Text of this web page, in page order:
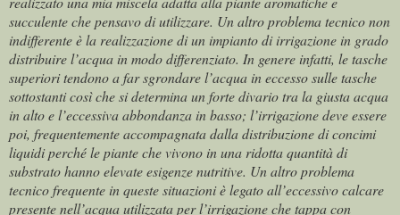
succulente che pensavo di utilizzare. Un altro problema tecnico non
indifferente è la realizzazione di un impianto di irrigazione in grado
distribuire l’acqua in modo differenziato. In genere infatti, le tasche
superiori tendono a far sgrondare l’acqua in eccesso sulle tasche
sottostanti così che si determina un forte divario tra la giusta acqua
in alto e l’eccessiva abbondanza in basso; l’irrigazione deve essere
poi, frequentemente accompagnata dalla distribuzione di concimi
liquidi perché le piante che vivono in una ridotta quantità di
substrato hanno elevate esigenze nutritive. Un altro problema
tecnico frequente in queste situazioni è legato all’eccessivo calcare
presente nell’acqua utilizzata per l’irrigazione che tappa con